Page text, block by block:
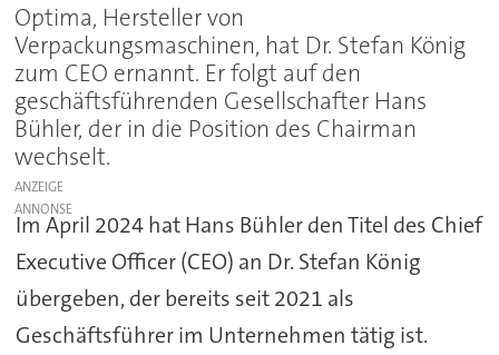
Optima, Hersteller von
Verpackungsmaschinen, hat Dr. Stefan König
zum CEO ernannt. Er folgt auf den
geschäftsführenden Gesellschafter Hans
Bühler, der in die Position des Chairman
wechselt.
ANZEIGE
Im April 2024 hat Hans Bühler den Titel des Chief
Executive Officer (CEO) an Dr. Stefan König
übergeben, der bereits seit 2021 als
Geschäftsführer im Unternehmen tätig ist.